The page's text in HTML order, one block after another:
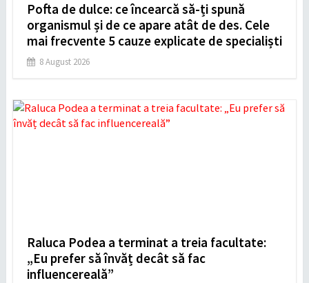
Pofta de dulce: ce încearcă să-ți spună
organismul și de ce apare atât de des. Cele
mai frecvente 5 cauze explicate de specialiști
8 August 2026
Raluca Podea a terminat a treia facultate:
„Eu prefer să învăț decât să fac
influencereală”